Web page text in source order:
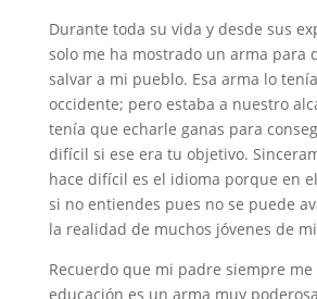
Durante toda su vida y desde sus
solo me ha mostrado un arma para
salvar a mi pueblo. Esa arma lo
occidente; pero estaba a nuestro
tenía que echarle ganas para
difícil si ese era tu objetivo.
hace difícil es el idioma porque en
si no entiendes pues no se puede
la realidad de muchos jóvenes de
Recuerdo que mi padre siempre me
educación es un arma muy